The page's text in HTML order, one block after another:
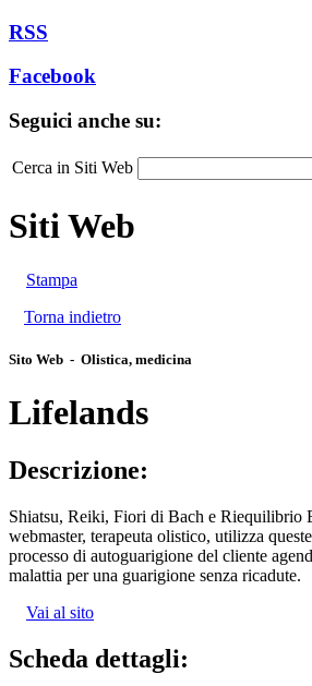
RSS
Facebook
Seguici anche su:
Cerca in Siti Web
Siti Web
Stampa
Torna indietro
Sito Web - Olistica, medicina
Lifelands
Descrizione:
Shiatsu, Reiki, Fiori di Bach e Riequilibrio
webmaster, terapeuta olistico, utilizza
processo di autoguarigione del cliente
malattia per una guarigione senza ricadute.
Vai al sito
Scheda dettagli: